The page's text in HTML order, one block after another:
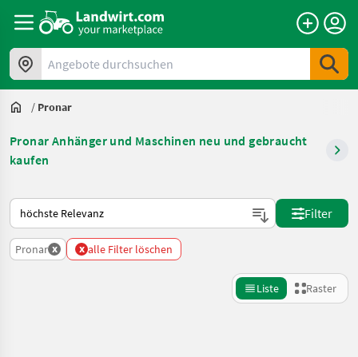
Angebote durchsuchen
/ Pronar
Pronar Anhänger und Maschinen neu und gebraucht
kaufen
So wird auf Landwirt.com sortiert
Filter
Pronar x x alle Filter löschen
Liste Raster